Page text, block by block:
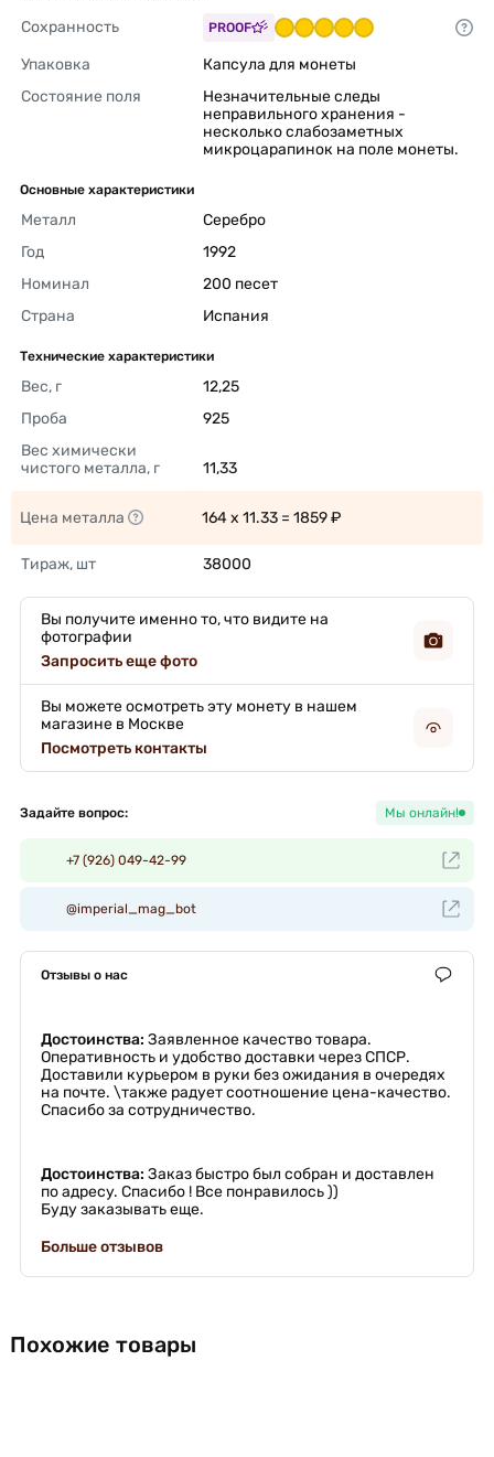
Сохранность PROOF
Упаковка
Капсула для монеты
Состояние поля
Незначительные следы
неправильного хранения -
несколько слабозаметных
микроцарапинок на поле монеты.
Основные характеристики
Металл
Серебро
Год
1992
Номинал
200 песет
Страна
Испания
Технические характеристики
Вес, г
12,25
Проба
925
Вес химически
чистого металла, г
11,33
Цена металла 164 x 11.33 = 1859 ₽
Тираж, шт 38000
Вы получите именно то, что видите на
фотографии
Запросить еще фото
Вы можете осмотреть эту монету в нашем
магазине в Москве
Посмотреть контакты
Задайте вопрос: Мы онлайн!
+7 (926) 049-42-99
@imperial_mag_bot
Отзывы о нас
Достоинства: Заявленное качество товара.
Оперативность и удобство доставки через СПСР.
Доставили курьером в руки без ожидания в очередях
на почте. \также радует соотношение цена-качество.
Спасибо за сотрудничество.
Достоинства: Заказ быстро был собран и доставлен
по адресу. Спасибо ! Все понравилось ))
Буду заказывать еще.
Больше отзывов
Похожие товары